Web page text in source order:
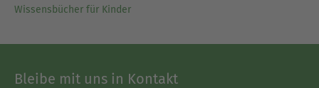
Wissensbücher für Kinder
Bleibe mit uns in Kontakt